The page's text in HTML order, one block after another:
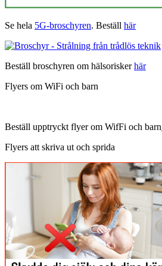
Se hela 5G-broschyren. Beställ här
Beställ broschyren om hälsoriskerhär
Flyers om WiFi och barn
Beställ upptryckt flyer om WifFi och barn
Flyers att skriva ut och sprida